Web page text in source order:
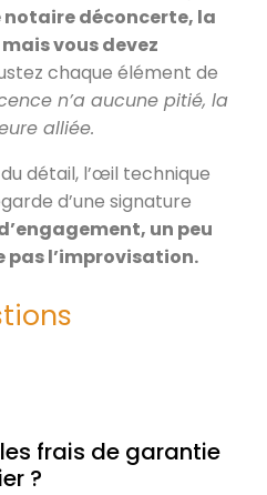
notaire déconcerte, la
vous devez
chaque élément de
n’a aucune pitié, la
alliée.
détail, l’œil technique
d’une signature
un peu
pas l’improvisation.
frais de garantie
?